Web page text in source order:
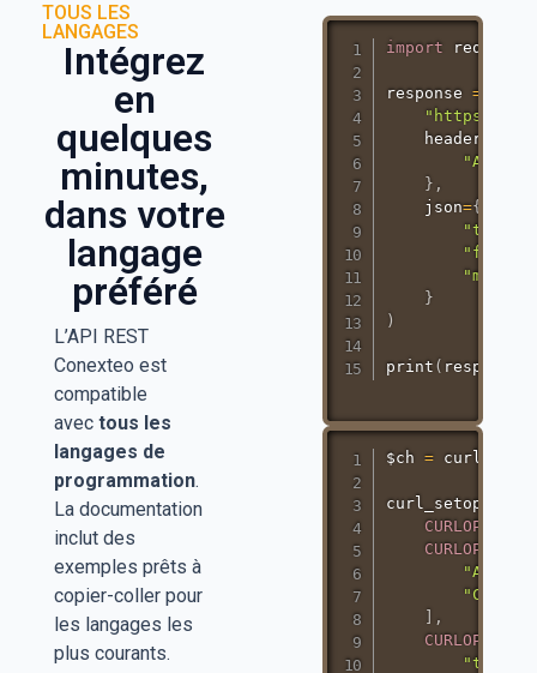
TOUS LES
LANGAGES
Intégrez
en
quelques
minutes,
dans votre
langage
préféré
L’API REST
Conexteo est
compatible
avec tous les
langages de
programmation.
La documentation
inclut des
exemples prêts à
copier-coller pour
les langages les
plus courants.
import requests
response =
"https://
    headers
} ,
    json
={
"to"
"from"
}
)
print ( response
$ch = curl_init
,
"to"